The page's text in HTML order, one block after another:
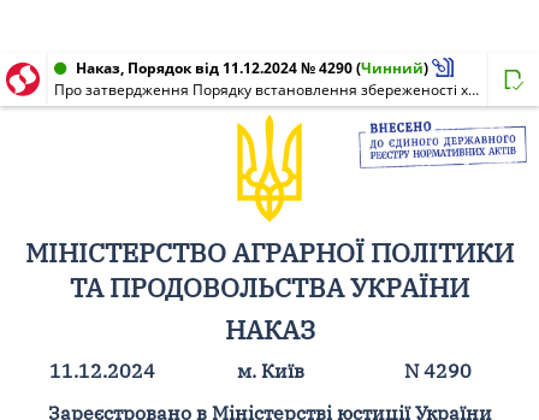
Наказ, Порядок від 11.12.2024 № 4290(Чинний)
Про затвердження Порядку встановлення збереженості характеристик сорту рослин